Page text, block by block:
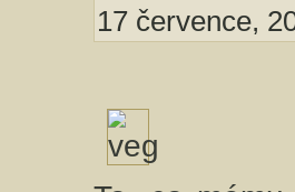
17 července,